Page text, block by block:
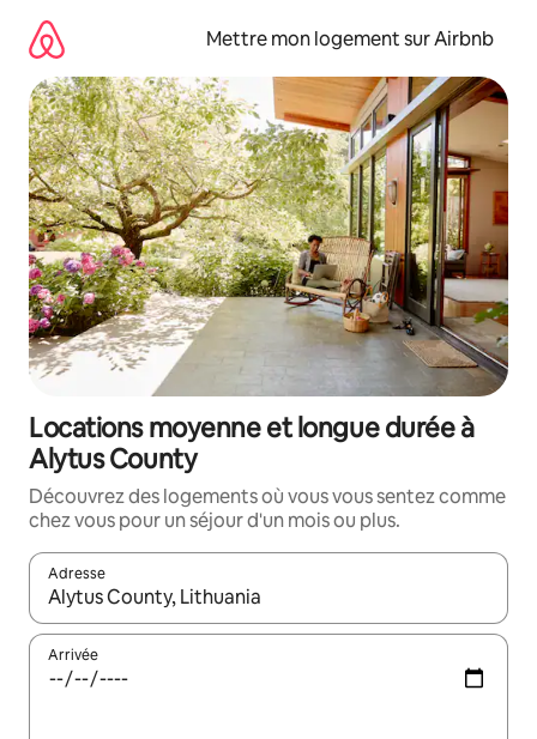
directement
contenu
Mettre mon logement sur Airbnb
Locations moyenne et longue durée à
Alytus County
Découvrez des logements où vous vous sentez comme
chez vous pour un séjour d'un mois ou plus.
Adresse
Lorsque les résultats s'affichent, utilisez les flèches vers le
Arrivée